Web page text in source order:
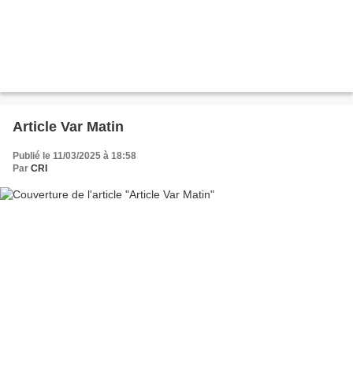
Article Var Matin
Publié le 11/03/2025 à 18:58
Par CRI